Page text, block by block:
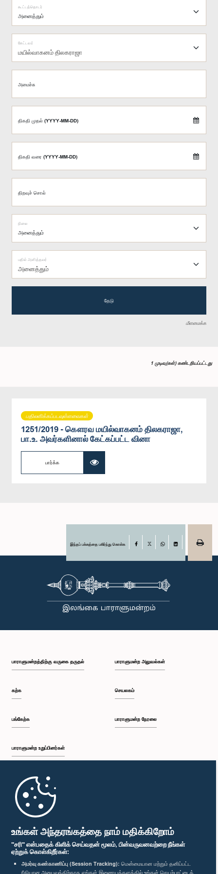
உங்கள் அந்தரங்கத்தை நாம் மதிக்கிறோம்
"சரி" என்பதைக் கிளிக் செய்வதன் மூலம், பின்வருவனவற்றை நீங்கள்
ஏற்றுக் கொள்கிறீர்கள்:
அமர்வு கண்காணிப்பு (Session Tracking): மென்மையான மற்றும் தனிப்பட்ட
ரீதியான அனுபவத்திற்காக எங்கள் இணையத்தளத்தில் உங்கள் செயற்பாட்டைக்
கூட்டத்தொடர்
மயில்வாகனம் திலகராஜா
கேட்டவர்
அமைச்சு
திகதி முதல் (YYYY-MM-DD)
திகதி வரை (YYYY-MM-DD)
திறவுச் சொல்
நிலை
அனைத்தும்
பதில் அளித்தவர்
தேடு
மீளமைக்க
1 முடிவு(கள்) கண்டறியப்பட்டது
பதிலளிக்கப்படவுள்ளவைகள்
1251/2019 - கௌரவ மயில்வாகனம் திலகராஜா,
பா.உ. அவர்களினால் கேட்கப்பட்ட வினா
பார்க்க
இந்தப் பக்கத்தை பகிர்ந்து கொள்க Facebook
பாராளுமன்றத்திற்கு வருகை தருதல்
கற்க
பங்கேற்க
பாராளுமன்ற உறுப்பினர்கள்
முதற்பக்கம்
பாராளுமன்ற அலுவல்கள்
செயலகம்
பாராளுமன்ற நேரலை
பாராளுமன்ற கையடக்க செயலி